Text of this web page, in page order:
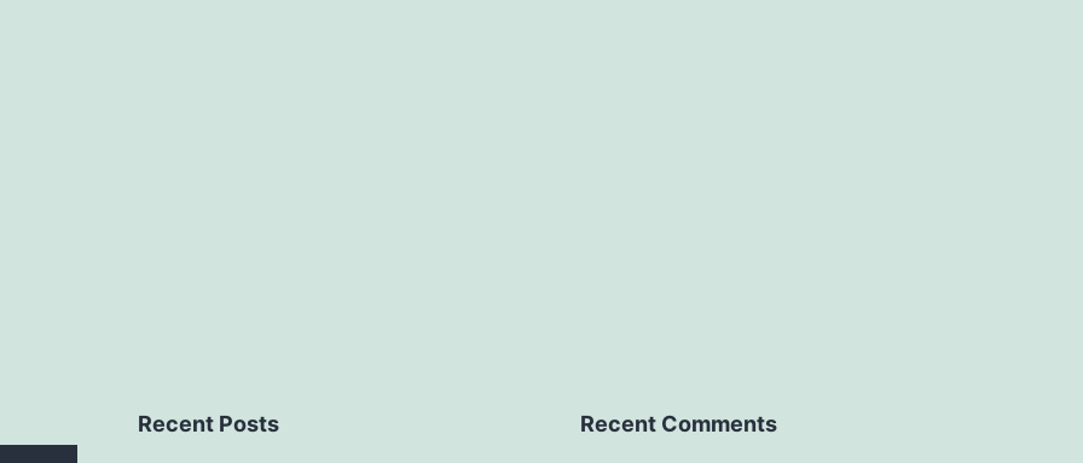
Recent Posts Recent Comments